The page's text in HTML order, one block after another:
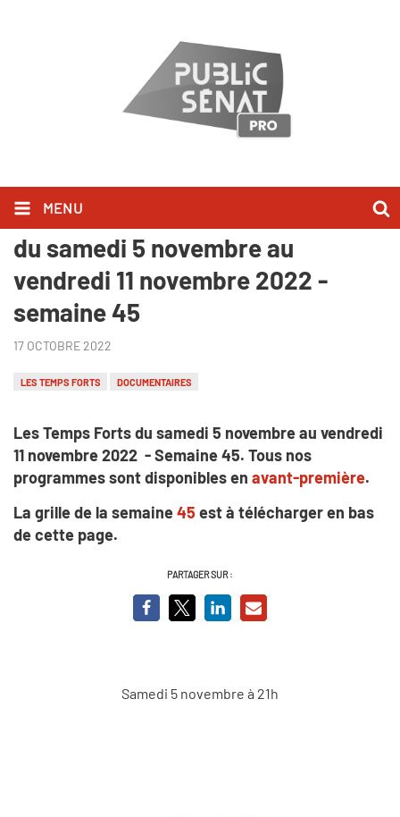
MENU
Public Sénat - Les Temps Forts
du samedi 5 novembre au
vendredi 11 novembre 2022 -
semaine 45
17 OCTOBRE 2022
LES TEMPS FORTS DOCUMENTAIRES
Les Temps Forts du samedi 5 novembre au vendredi
11 novembre 2022 - Semaine 45. Tous nos
programmes sont disponibles en avant-première.
La grille de la semaine45 est à télécharger en bas
de cette page.
PARTAGER SUR :
Samedi 5 novembre à 21h